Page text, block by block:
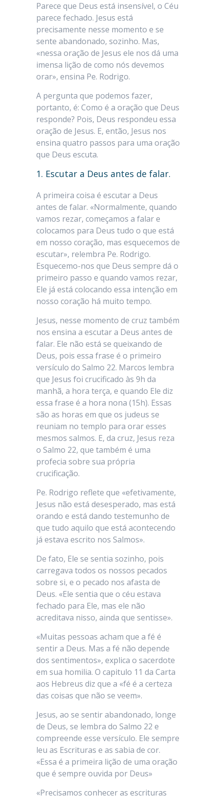
Parece que Deus está insensível, o Céu
parece fechado. Jesus está
precisamente nesse momento e se
sente abandonado, sozinho. Mas,
«nessa oração de Jesus ele nos dá uma
imensa lição de como nós devemos
orar», ensina Pe. Rodrigo.
A pergunta que podemos fazer,
portanto, é: Como é a oração que Deus
responde? Pois, Deus respondeu essa
oração de Jesus. E, então, Jesus nos
ensina quatro passos para uma oração
que Deus escuta.
1. Escutar a Deus antes de falar.
A primeira coisa é escutar a Deus
antes de falar. «Normalmente, quando
vamos rezar, começamos a falar e
colocamos para Deus tudo o que está
em nosso coração, mas esquecemos de
escutar», relembra Pe. Rodrigo.
Esquecemo-nos que Deus sempre dá o
primeiro passo e quando vamos rezar,
Ele já está colocando essa intenção em
nosso coração há muito tempo.
Jesus, nesse momento de cruz também
nos ensina a escutar a Deus antes de
falar. Ele não está se queixando de
Deus, pois essa frase é o primeiro
versículo do Salmo 22. Marcos lembra
que Jesus foi crucificado às 9h da
manhã, a hora terça, e quando Ele diz
essa frase é a hora nona (15h). Essas
são as horas em que os judeus se
reuniam no templo para orar esses
mesmos salmos. E, da cruz, Jesus reza
o Salmo 22, que também é uma
profecia sobre sua própria
crucificação.
Pe. Rodrigo reflete que «efetivamente,
Jesus não está desesperado, mas está
orando e está dando testemunho de
que tudo aquilo que está acontecendo
já estava escrito nos Salmos».
De fato, Ele se sentia sozinho, pois
carregava todos os nossos pecados
sobre si, e o pecado nos afasta de
Deus. «Ele sentia que o céu estava
fechado para Ele, mas ele não
acreditava nisso, ainda que sentisse».
«Muitas pessoas acham que a fé é
sentir a Deus. Mas a fé não depende
dos sentimentos», explica o sacerdote
em sua homilia. O capitulo 11 da Carta
aos Hebreus diz que a «fé é a certeza
das coisas que não se veem».
Jesus, ao se sentir abandonado, longe
de Deus, se lembra do Salmo 22 e
compreende esse versículo. Ele sempre
leu as Escrituras e as sabia de cor.
«Essa é a primeira lição de uma oração
que é sempre ouvida por Deus»
«Precisamos conhecer as escrituras